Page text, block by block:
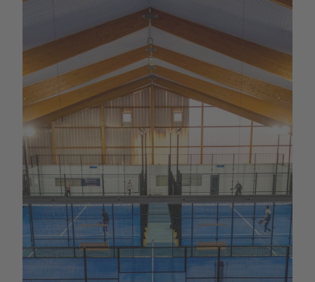
CC-BY
© Wolfsburg Wirtschaft und Marketing GmbH |